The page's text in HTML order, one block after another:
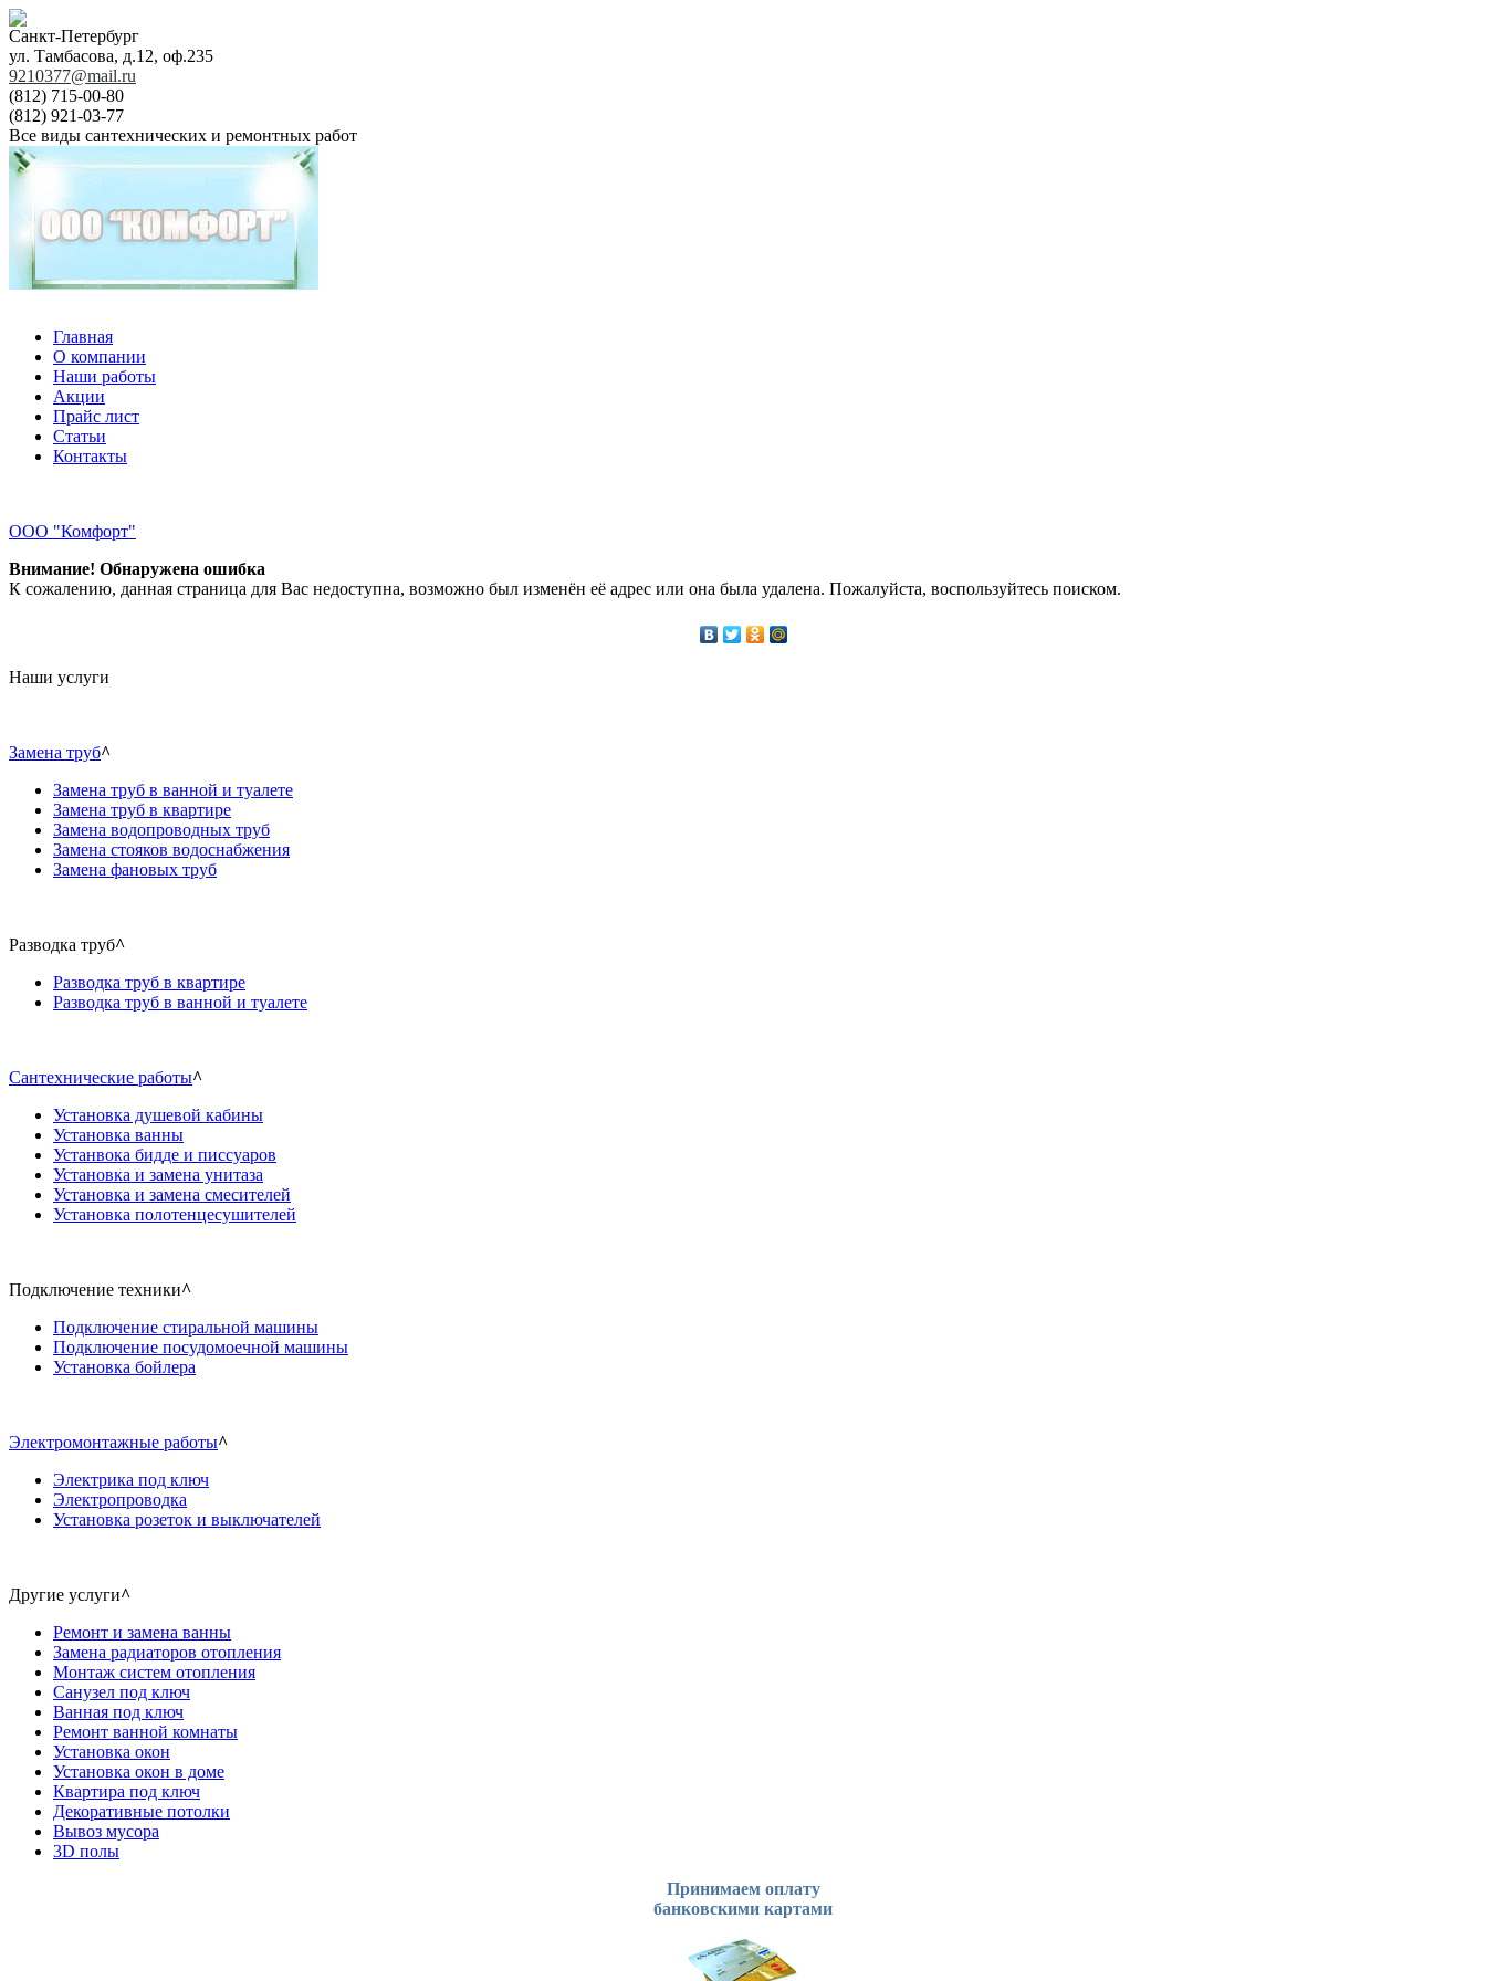
Санкт-Петербург
ул. Тамбасова, д.12, оф.235
9210377@mail.ru
(812) 715-00-80
(812) 921-03-77
Все виды сантехнических и ремонтных работ
Главная
О компании
Наши работы
Акции
Прайс лист
Статьи
Контакты
ООО "Комфорт"
Внимание! Обнаружена ошибка
К сожалению, данная страница для Вас недоступна, возможно был изменён её адрес или она была удалена. Пожалуйста, воспользуйтесь поиском.
Наши услуги
Замена труб^
Замена труб в ванной и туалете
Замена труб в квартире
Замена водопроводных труб
Замена стояков водоснабжения
Замена фановых труб
Разводка труб^
Разводка труб в квартире
Разводка труб в ванной и туалете
Сантехнические работы^
Установка душевой кабины
Установка ванны
Устанвока бидде и писсуаров
Установка и замена унитаза
Установка и замена смесителей
Установка полотенцесушителей
Подключение техники^
Подключение стиральной машины
Подключение посудомоечной машины
Установка бойлера
Электромонтажные работы^
Электрика под ключ
Электропроводка
Установка розеток и выключателей
Другие услуги^
Ремонт и замена ванны
Замена радиаторов отопления
Монтаж систем отопления
Санузел под ключ
Ванная под ключ
Ремонт ванной комнаты
Установка окон
Установка окон в доме
Квартира под ключ
Декоративные потолки
Вывоз мусора
3D полы
Принимаем оплату
банковскими картами